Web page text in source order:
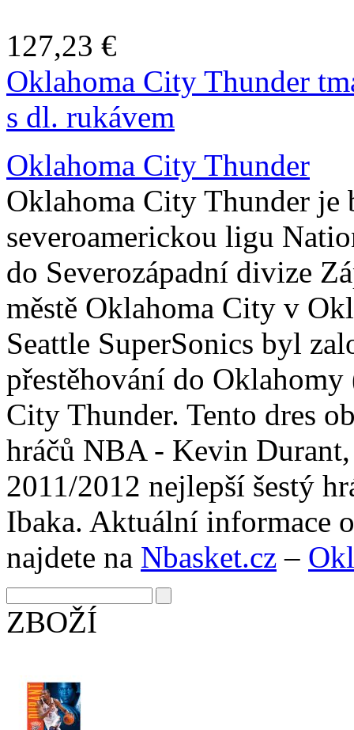
127,23 €
Oklahoma City Thunder
s dl. rukávem
Oklahoma City Thunder
Oklahoma City Thunder
severoamerickou ligu
do Severozápadní divize
městě Oklahoma City v
Seattle SuperSonics byl
přestěhování do Oklahomy
City Thunder. Tento dres
hráčů NBA - Kevin
2011/2012 nejlepší šestý
Ibaka. Aktuální informace
najdete na Nbasket.cz –
ZBOŽÍ